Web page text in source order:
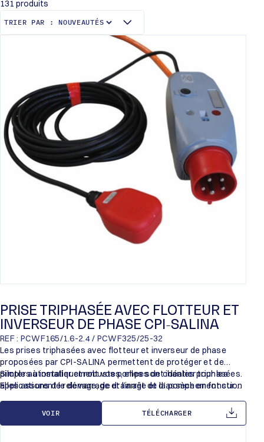
Pompes centrifuges de surface
Pompes submersibles
131 produits
PRISE TRIPHASÉE AVEC FLOTTEUR ET
INVERSEUR DE PHASE CPI-SALINA
REF : PCWF165/1.6-2.4 / PCWF325/25-32
Les prises triphasées avec flotteur et inverseur de phase
proposées par CPI-SALINA permettent de protéger et de
piloter automatiquement vos pompes de chantier triphasées.
Elles assurent le démarrage et l’arrêt de la pompe en fonction
leur inverseur de phase intégré.
Simples à installer et robustes, elles sont idéales pour les
applications de relevage, de drainage et d’assèchement sur
VOIR TÉLÉCHARGER